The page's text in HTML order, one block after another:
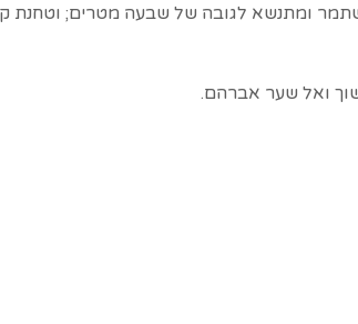
ומתנשא לגובה של שבעה מטרים;
ואל שער אברהם.